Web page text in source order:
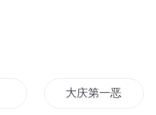
大庆第一恶